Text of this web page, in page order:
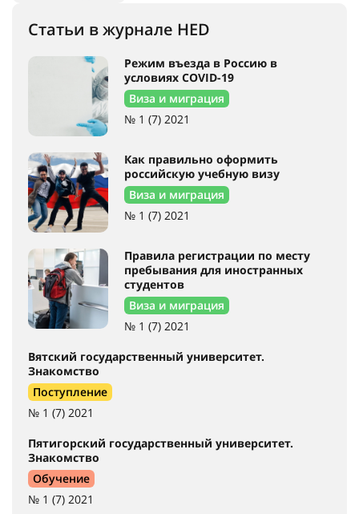
Статьи в журнале HED
Режим въезда в Россию в
условиях COVID-19
Виза и миграция
№ 1 (7) 2021
Как правильно оформить
российскую учебную визу
Виза и миграция
№ 1 (7) 2021
Правила регистрации по месту
пребывания для иностранных
студентов
Виза и миграция
№ 1 (7) 2021
Вятский государственный университет.
Знакомство
Поступление
№ 1 (7) 2021
Пятигорский государственный университет.
Знакомство
Обучение
№ 1 (7) 2021